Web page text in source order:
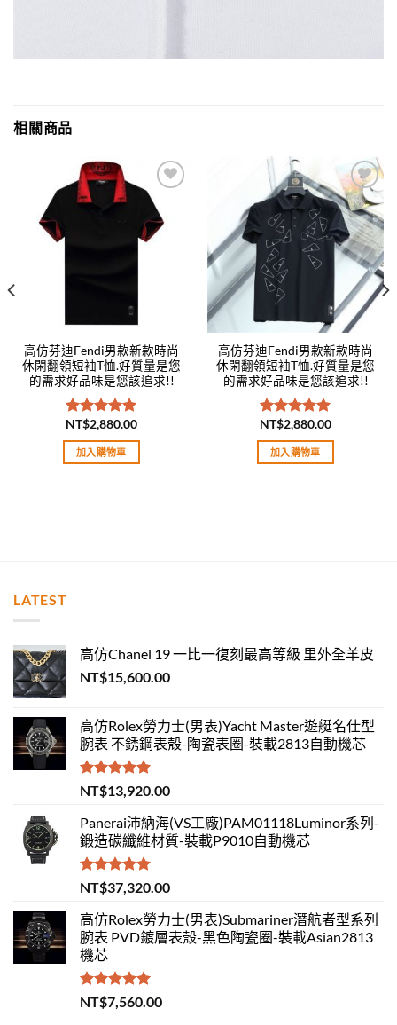
相關商品
Add to
wishlist
高仿芬迪Fendi男款新款時尚
休閑翻領短袖T恤.好質量是您
的需求好品味是您該追求!!
評分5.00
滿分 5
NT$2,880.00
加入購物車
Add to
wishlist
高仿芬迪Fendi男款新款時尚
休閑翻領短袖T恤.好質量是您
的需求好品味是您該追求!!
評分5.00
滿分 5
NT$2,880.00
加入購物車
LATEST
高仿Chanel 19 一比一復刻最高等級 里外全羊皮
NT$15,600.00
高仿Rolex勞力士(男表)Yacht Master遊艇名仕型
腕表 不銹鋼表殼-陶瓷表圈-裝載2813自動機芯
評分5.00
滿分 5
NT$13,920.00
Panerai沛納海(VS工廠)PAM01118Luminor系列-
鍛造碳纖維材質-裝載P9010自動機芯
評分5.00
滿分 5
NT$37,320.00
高仿Rolex勞力士(男表)Submariner潛航者型系列
腕表 PVD鍍層表殼-黑色陶瓷圈-裝載Asian2813
機芯
評分 5.00
滿分 5
NT$7,560.00